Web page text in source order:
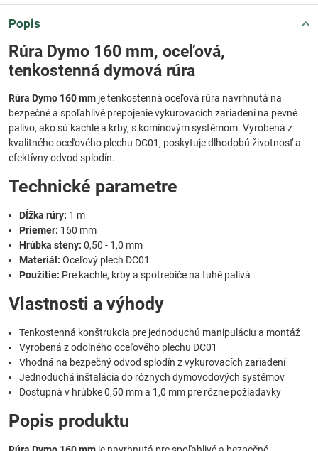
Popis
Rúra Dymo 160 mm, oceľová,
tenkostenná dymová rúra
Rúra Dymo 160 mm je tenkostenná oceľová rúra navrhnutá na
bezpečné a spoľahlivé prepojenie vykurovacích zariadení na pevné
palivo, ako sú kachle a krby, s komínovým systémom. Vyrobená z
kvalitného oceľového plechu DC01, poskytuje dlhodobú životnosť a
efektívny odvod splodín.
Technické parametre
Dĺžka rúry: 1 m
Priemer: 160 mm
Hrúbka steny: 0,50 - 1,0 mm
Materiál: Oceľový plech DC01
Použitie: Pre kachle, krby a spotrebiče na tuhé palivá
Vlastnosti a výhody
Tenkostenná konštrukcia pre jednoduchú manipuláciu a montáž
Vyrobená z odolného oceľového plechu DC01
Vhodná na bezpečný odvod splodín z vykurovacích zariadení
Jednoduchá inštalácia do rôznych dymovodových systémov
Dostupná v hrúbke 0,50 mm a 1,0 mm pre rôzne požiadavky
Popis produktu